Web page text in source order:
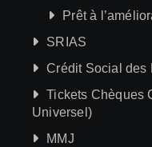
Prêt à
SRIAS
Crédit Social des
Tickets Chèques
Universel)
MMJ